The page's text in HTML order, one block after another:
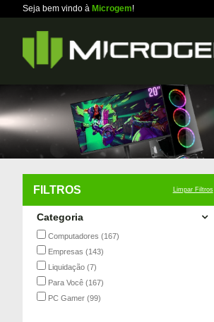
Seja bem vindo à Microgem!
FILTROS Limpar Filtros
Categoria
Computadores (167)
Empresas (143)
Liquidação (7)
Para Você (167)
PC Gamer (99)